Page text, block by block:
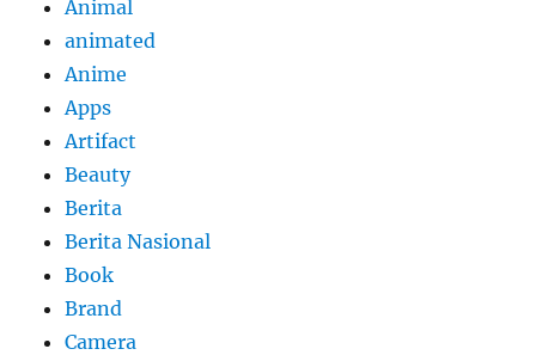
Animal
animated
Anime
Apps
Artifact
Beauty
Berita
Berita Nasional
Book
Brand
Camera